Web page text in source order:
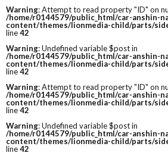
Warning: Attempt to read property "ID" on
/home/r0144579/public_html/car-anshin-
content/themes/lionmedia-child/parts/
line42
Warning: Undefined variable $post in
/home/r0144579/public_html/car-anshin-
content/themes/lionmedia-child/parts/
line42
Warning: Attempt to read property "ID" on
/home/r0144579/public_html/car-anshin-
content/themes/lionmedia-child/parts/
line42
Warning: Undefined variable $post in
/home/r0144579/public_html/car-anshin-
content/themes/lionmedia-child/parts/
line42